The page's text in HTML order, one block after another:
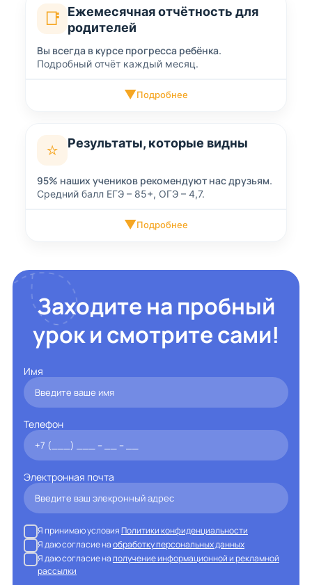
📑
Ежемесячная отчётность для
родителей
Вы всегда в курсе прогресса ребёнка.
Подробный отчёт каждый месяц.
▼Подробнее
⭐ Результаты, которые видны
95% наших учеников рекомендуют нас друзьям.
Средний балл ЕГЭ – 85+, ОГЭ – 4,7.
▼Подробнее
Заходите на пробный
урок и смотрите сами!
Имя
Телефон
Электронная почта
Я принимаю условияПолитики конфиденциальности
Я даю согласие наобработку персональных данных
Я даю согласие наполучение информационной и рекламной
рассылки